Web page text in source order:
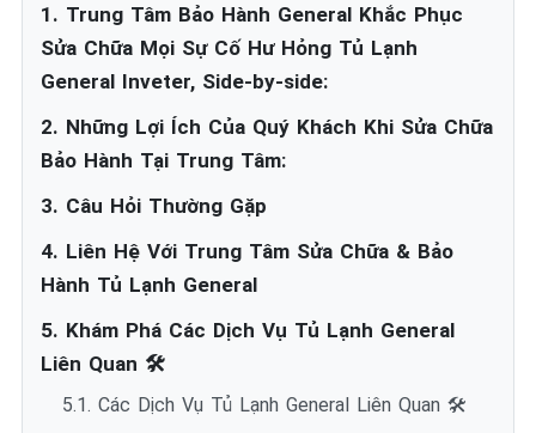
1. Trung Tâm Bảo Hành General Khắc Phục
Sửa Chữa Mọi Sự Cố Hư Hỏng Tủ Lạnh
General Inveter, Side-by-side:
2. Những Lợi Ích Của Quý Khách Khi Sửa Chữa
Bảo Hành Tại Trung Tâm:
3. Câu Hỏi Thường Gặp
4. Liên Hệ Với Trung Tâm Sửa Chữa & Bảo
Hành Tủ Lạnh General
5. Khám Phá Các Dịch Vụ Tủ Lạnh General
Liên Quan 🛠️
5.1. Các Dịch Vụ Tủ Lạnh General Liên Quan 🛠️